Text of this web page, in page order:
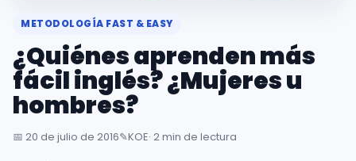
Habla
inglés
desde
la
primera
METODOLOGÍA FAST & EASY
¿Quiénes aprenden más
fácil inglés? ¿Mujeres u
hombres?
📅 20 de julio de 2016✎️KOE· 2 min de lectura